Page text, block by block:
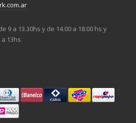
9 a 13.30hs y de 14.00 a 18.00 hs y
a 13hs